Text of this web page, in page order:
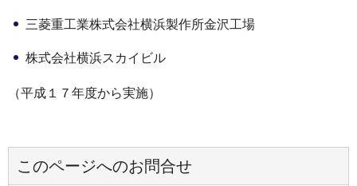
三菱重工業株式会社横浜製作所金沢工場
株式会社横浜スカイビル
（平成１７年度から実施）
このページへのお問合せ